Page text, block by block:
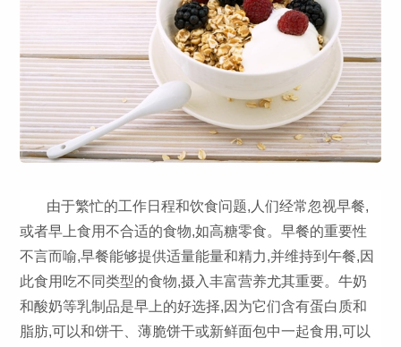
由于繁忙的工作日程和饮食问题,人们经常忽视早餐,
或者早上食用不合适的食物,如高糖零食。早餐的重要性
不言而喻,早餐能够提供适量能量和精力,并维持到午餐,因
此食用吃不同类型的食物,摄入丰富营养尤其重要。牛奶
和酸奶等乳制品是早上的好选择,因为它们含有蛋白质和
脂肪,可以和饼干、薄脆饼干或新鲜面包中一起食用,可以